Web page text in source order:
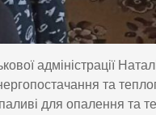
адміністрації
та
для опалення та